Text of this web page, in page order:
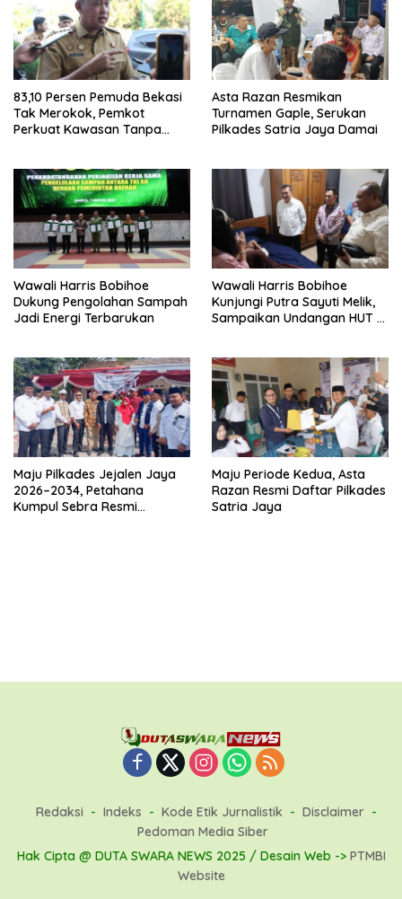
83,10 Persen Pemuda Bekasi
Tak Merokok, Pemkot
Perkuat Kawasan Tanpa
Asta Razan Resmikan
Turnamen Gaple, Serukan
Pilkades Satria Jaya Damai
Wawali Harris Bobihoe
Dukung Pengolahan Sampah
Jadi Energi Terbarukan
Wawali Harris Bobihoe
Kunjungi Putra Sayuti Melik,
Sampaikan Undangan HUT RI
Maju Pilkades Jejalen Jaya
2026–2034, Petahana
Kumpul Sebra Resmi
Maju Periode Kedua, Asta
Razan Resmi Daftar Pilkades
Satria Jaya
Redaksi Indeks Kode Etik Jurnalistik
Disclaimer
Pedoman Media Siber
Hak Cipta @ DUTA SWARA NEWS 2025 / Desain Web -> PTMBI
Website